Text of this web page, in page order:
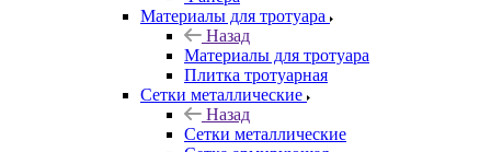
Материалы для тротуара
Назад
Материалы для тротуара
Плитка тротуарная
Сетки металлические
Назад
Сетки металлические